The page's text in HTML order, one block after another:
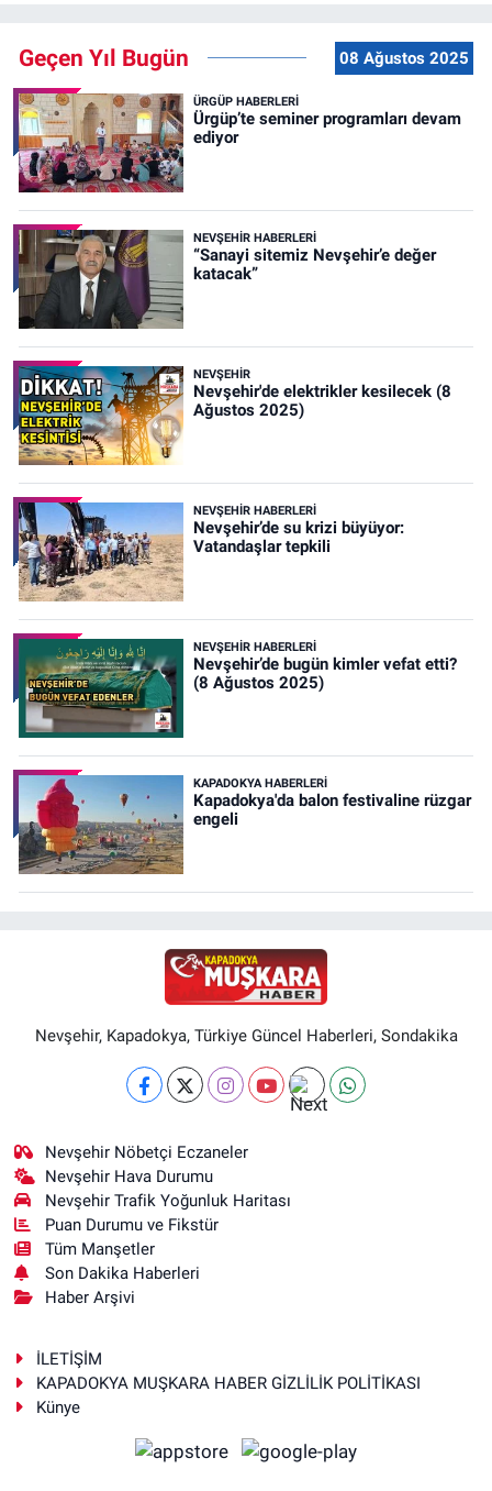
Geçen Yıl Bugün 08 Ağustos 2025
ÜRGÜP HABERLERI
Ürgüp’te seminer programları devam
ediyor
NEVŞEHIR HABERLERI
“Sanayi sitemiz Nevşehir’e değer
katacak”
NEVŞEHIR
Nevşehir'de elektrikler kesilecek (8
Ağustos 2025)
NEVŞEHIR HABERLERI
Nevşehir’de su krizi büyüyor:
Vatandaşlar tepkili
NEVŞEHIR HABERLERI
Nevşehir’de bugün kimler vefat etti?
(8 Ağustos 2025)
KAPADOKYA HABERLERI
Kapadokya'da balon festivaline rüzgar
engeli
Nevşehir, Kapadokya, Türkiye Güncel Haberleri, Sondakika
Nevşehir Nöbetçi Eczaneler
Nevşehir Hava Durumu
Nevşehir Trafik Yoğunluk Haritası
Puan Durumu ve Fikstür
Tüm Manşetler
Son Dakika Haberleri
Haber Arşivi
İLETİŞİM
KAPADOKYA MUŞKARA HABER GİZLİLİK POLİTİKASI
Künye